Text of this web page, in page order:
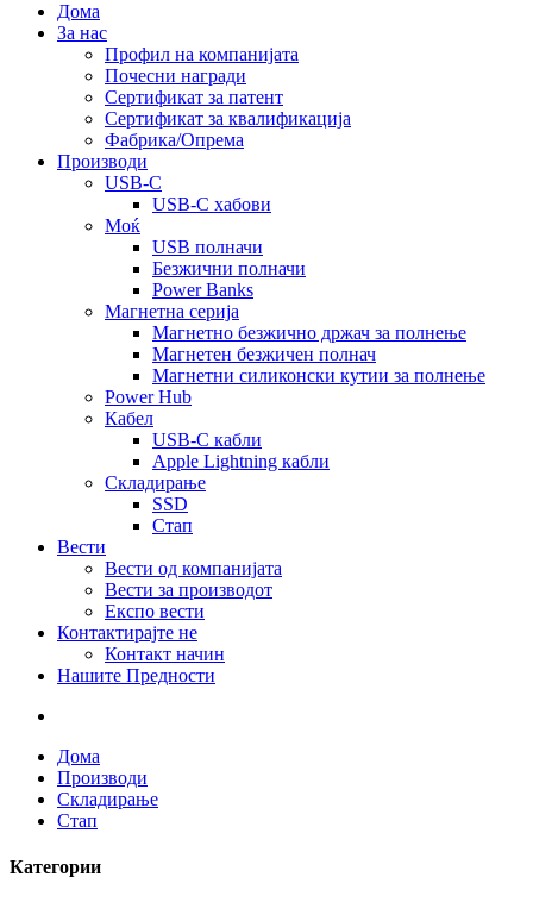
Дома
За нас
Профил на компанијата
Почесни награди
Сертификат за патент
Сертификат за квалификација
Фабрика/Опрема
Производи
USB-C
USB-C хабови
Моќ
USB полначи
Безжични полначи
Power Banks
Магнетна серија
Магнетно безжично држач за полнење
Магнетен безжичен полнач
Магнетни силиконски кутии за полнење
Power Hub
Кабел
USB-C кабли
Apple Lightning кабли
Складирање
SSD
Стап
Вести
Вести од компанијата
Вести за производот
Експо вести
Контактирајте не
Контакт начин
Нашите Предности
Дома
Производи
Складирање
Стап
Категории